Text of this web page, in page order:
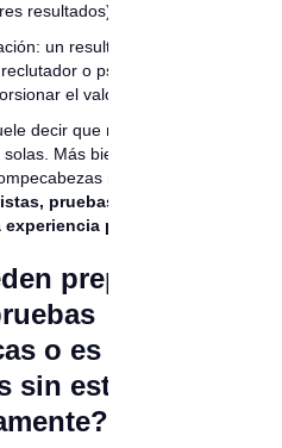
resultados).
un resultado mal
o psicólogo
el valor real.
decir que no son
Más bien son una
mayor que
pruebas de
previa.
preparar
o es mejor
sin estudiar